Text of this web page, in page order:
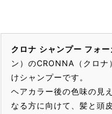
クロナ シャンプー フォ
ン）のCRONNA（クロナ
けシャンプーです。
ヘアカラー後の色味の見
なる方に向けて、髪と頭